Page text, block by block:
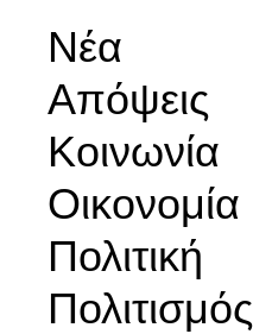
Νέα
Απόψεις
Κοινωνία
Οικονομία
Πολιτική
Πολιτισμός